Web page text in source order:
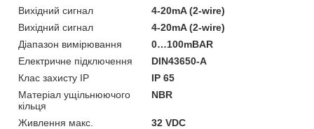
Вихідний сигнал
4-20mA (2-wire)
Вихідний сигнал
4-20mA (2-wire)
Діапазон вимірювання
0…100mBAR
Електричне підключення
DIN43650-A
Клас захисту ІР
IP 65
Матеріал ущільнюючого
кільця
NBR
Живлення макс.
32 VDC